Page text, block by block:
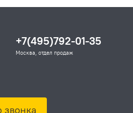
+7(495)792-01-35
Москва, отдел продаж
звонка